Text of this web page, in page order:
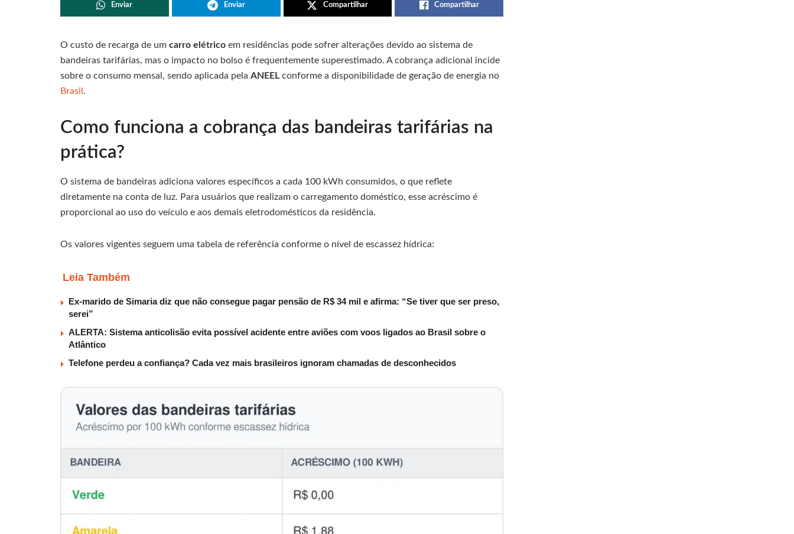
Enviar Enviar Compartilhar Compartilhar
O custo de recarga de um carro elétrico em residências pode sofrer alterações devido ao sistema de
bandeiras tarifárias, mas o impacto no bolso é frequentemente superestimado. A cobrança adicional incide
sobre o consumo mensal, sendo aplicada pela ANEEL conforme a disponibilidade de geração de energia no
Brasil .
Como funciona a cobrança das bandeiras tarifárias na
prática?
O sistema de bandeiras adiciona valores específicos a cada 100 kWh consumidos, o que reflete
diretamente na conta de luz. Para usuários que realizam o carregamento doméstico, esse acréscimo é
proporcional ao uso do veículo e aos demais eletrodomésticos da residência.
Os valores vigentes seguem uma tabela de referência conforme o nível de escassez hídrica:
Leia Também
Ex-marido de Simaria diz que não consegue pagar pensão de R$ 34 mil e afirma: “Se tiver que ser preso,
serei”
ALERTA: Sistema anticolisão evita possível acidente entre aviões com voos ligados ao Brasil sobre o
Atlântico
Telefone perdeu a confiança? Cada vez mais brasileiros ignoram chamadas de desconhecidos